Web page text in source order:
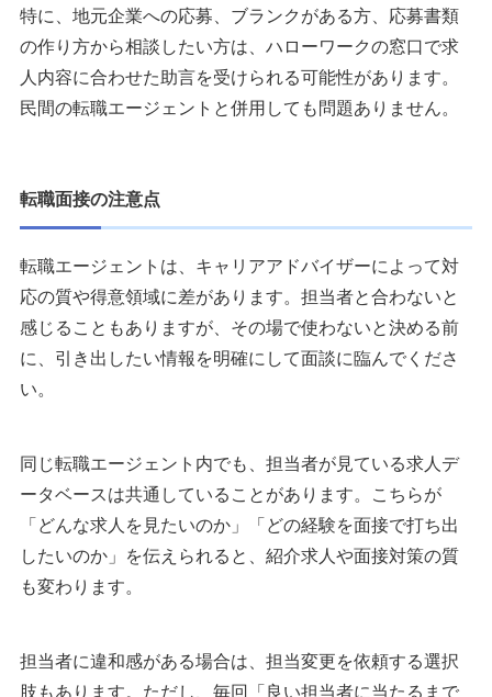
特に、地元企業への応募、ブランクがある方、応募書類
の作り方から相談したい方は、ハローワークの窓口で求
人内容に合わせた助言を受けられる可能性があります。
民間の転職エージェントと併用しても問題ありません。
転職面接の注意点
転職エージェントは、キャリアアドバイザーによって対
応の質や得意領域に差があります。担当者と合わないと
感じることもありますが、その場で使わないと決める前
に、引き出したい情報を明確にして面談に臨んでくださ
い。
同じ転職エージェント内でも、担当者が見ている求人デ
ータベースは共通していることがあります。こちらが
「どんな求人を見たいのか」「どの経験を面接で打ち出
したいのか」を伝えられると、紹介求人や面接対策の質
も変わります。
担当者に違和感がある場合は、担当変更を依頼する選択
肢もあります。ただし、毎回「良い担当者に当たるまで